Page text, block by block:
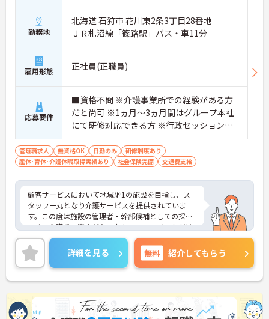
勤務地
北海道 石狩市 花川東2条3丁目28番地
ＪＲ札沼線「篠路駅」バス・車11分
雇用形態 正社員(正職員)
応募要件
■資格不問 ※介護事業所での経験がある方
だと尚可 ※1ヵ月～3ヵ月間はグループ本社
にて研修対応できる方 ※行政セッションが
スムーズに対応出来る方
管理職求人 無資格OK 日勤のみ
研修制度あり
産休･育休･介護休暇取得実績あり
社会保険完備 交通費支給
顧客サービスにおいて地域№1の施設を目指し、ス
タッフ一丸となり介護サービスを提供されていま
す。この度は施設の管理者・幹部候補としての採用
です。介護系の資格がない方もチャレンジいただけ
ます。様々な研修もありますので安心して業務に入
れます。日勤のみのご勤務で、ワークライフバラン
スも大切に働ける環境です。ご興味のある方には、
面接対策ポイントなど、さらに詳細をお話しいたし
ますのでお気軽にご相談ください！
詳細を見る 無料 紹介してもらう